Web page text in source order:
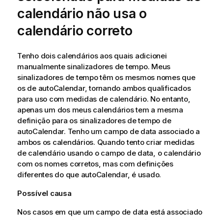
calendário não usa o
calendário correto
Tenho dois calendários aos quais adicionei
manualmente sinalizadores de tempo. Meus
sinalizadores de tempo têm os mesmos nomes que
os de autoCalendar, tornando ambos qualificados
para uso com medidas de calendário. No entanto,
apenas um dos meus calendários tem a mesma
definição para os sinalizadores de tempo de
autoCalendar. Tenho um campo de data associado a
ambos os calendários. Quando tento criar medidas
de calendário usando o campo de data, o calendário
com os nomes corretos, mas com definições
diferentes do que autoCalendar, é usado.
Possível causa
Nos casos em que um campo de data está associado